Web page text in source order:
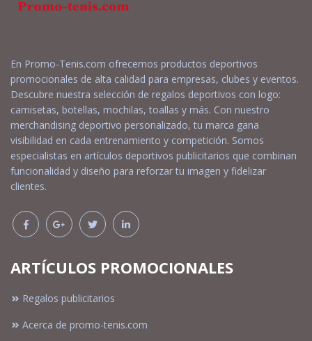
En Promo-Tenis.com ofrecemos productos deportivos
promocionales de alta calidad para empresas, clubes y eventos.
Descubre nuestra selección de regalos deportivos con logo:
camisetas, botellas, mochilas, toallas y más. Con nuestro
merchandising deportivo personalizado, tu marca gana
visibilidad en cada entrenamiento y competición. Somos
especialistas en artículos deportivos publicitarios que combinan
funcionalidad y diseño para reforzar tu imagen y fidelizar
clientes.
ARTÍCULOS PROMOCIONALES
Regalos publicitarios
Acerca de promo-tenis.com